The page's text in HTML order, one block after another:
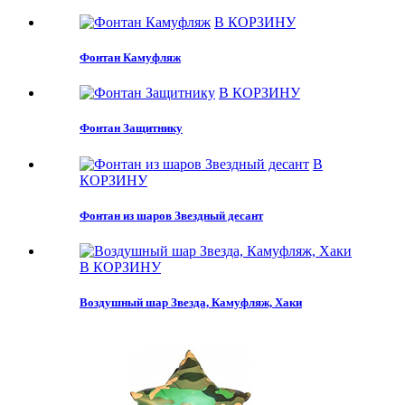
В КОРЗИНУ
Фонтан Камуфляж
В КОРЗИНУ
Фонтан Защитнику
В
КОРЗИНУ
Фонтан из шаров Звездный десант
В КОРЗИНУ
Воздушный шар Звезда, Камуфляж, Хаки